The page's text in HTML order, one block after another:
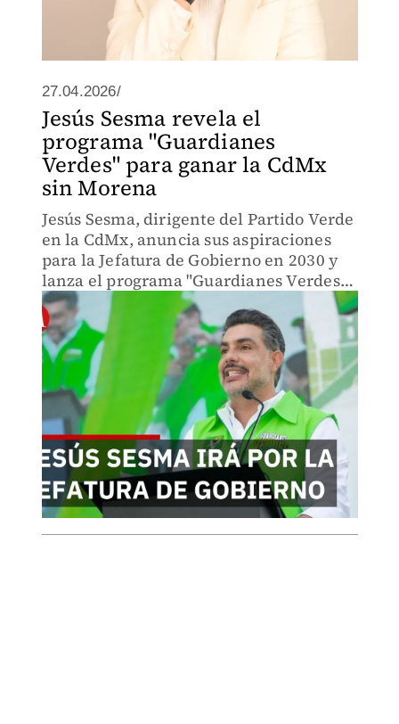
27.04.2026/
Jesús Sesma revela el
programa "Guardianes
Verdes" para ganar la CdMx
sin Morena
Jesús Sesma, dirigente del Partido Verde
en la CdMx, anuncia sus aspiraciones
para la Jefatura de Gobierno en 2030 y
lanza el programa "Guardianes Verdes"
ante un evidente distanciamiento con
Morena a nivel local.